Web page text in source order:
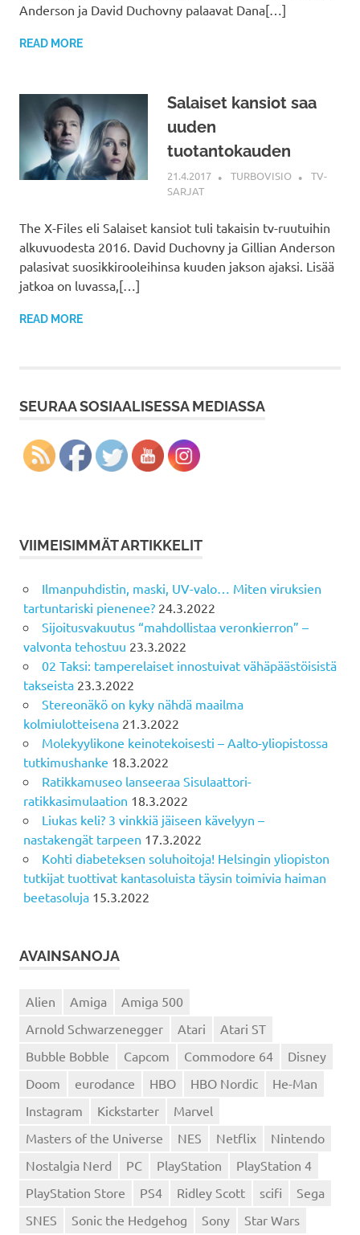
Anderson ja David Duchovny palaavat Dana[…]
READ MORE
Salaiset kansiot saa
uuden
tuotantokauden
21.4.2017 TURBOVISIO
TV-
SARJAT
The X-Files eli Salaiset kansiot tuli takaisin tv-ruutuihin
alkuvuodesta 2016. David Duchovny ja Gillian Anderson
palasivat suosikkirooleihinsa kuuden jakson ajaksi. Lisää
jatkoa on luvassa,[…]
READ MORE
SEURAA SOSIAALISESSA MEDIASSA
VIIMEISIMMÄT ARTIKKELIT
Ilmanpuhdistin, maski, UV-valo… Miten viruksien
tartuntariski pienenee? 24.3.2022
Sijoitusvakuutus “mahdollistaa veronkierron” –
valvonta tehostuu 23.3.2022
02 Taksi: tamperelaiset innostuivat vähäpäästöisistä
takseista 23.3.2022
Stereonäkö on kyky nähdä maailma
kolmiulotteisena 21.3.2022
Molekyylikone keinotekoisesti – Aalto-yliopistossa
tutkimushanke 18.3.2022
Ratikkamuseo lanseeraa Sisulaattori-
ratikkasimulaation 18.3.2022
Liukas keli? 3 vinkkiä jäiseen kävelyyn –
nastakengät tarpeen 17.3.2022
Kohti diabeteksen soluhoitoja! Helsingin yliopiston
tutkijat tuottivat kantasoluista täysin toimivia haiman
beetasoluja 15.3.2022
AVAINSANOJA
Alien Amiga
Amiga 500
Arnold Schwarzenegger
Atari
Atari ST
Bubble Bobble
Capcom Commodore 64
Disney
Doom
eurodance HBO HBO Nordic
He-Man
Instagram
Kickstarter
Marvel
Masters of the Universe
NES Netflix
Nintendo
Nostalgia Nerd
PC PlayStation
PlayStation 4
PlayStation Store
PS4 Ridley Scott scifi
Sega
SNES
Sonic the Hedgehog Sony Star Wars